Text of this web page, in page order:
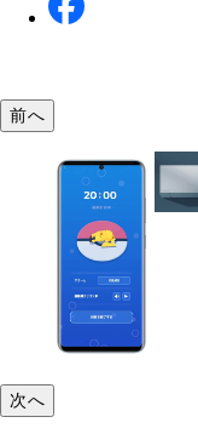
前へ
次へ